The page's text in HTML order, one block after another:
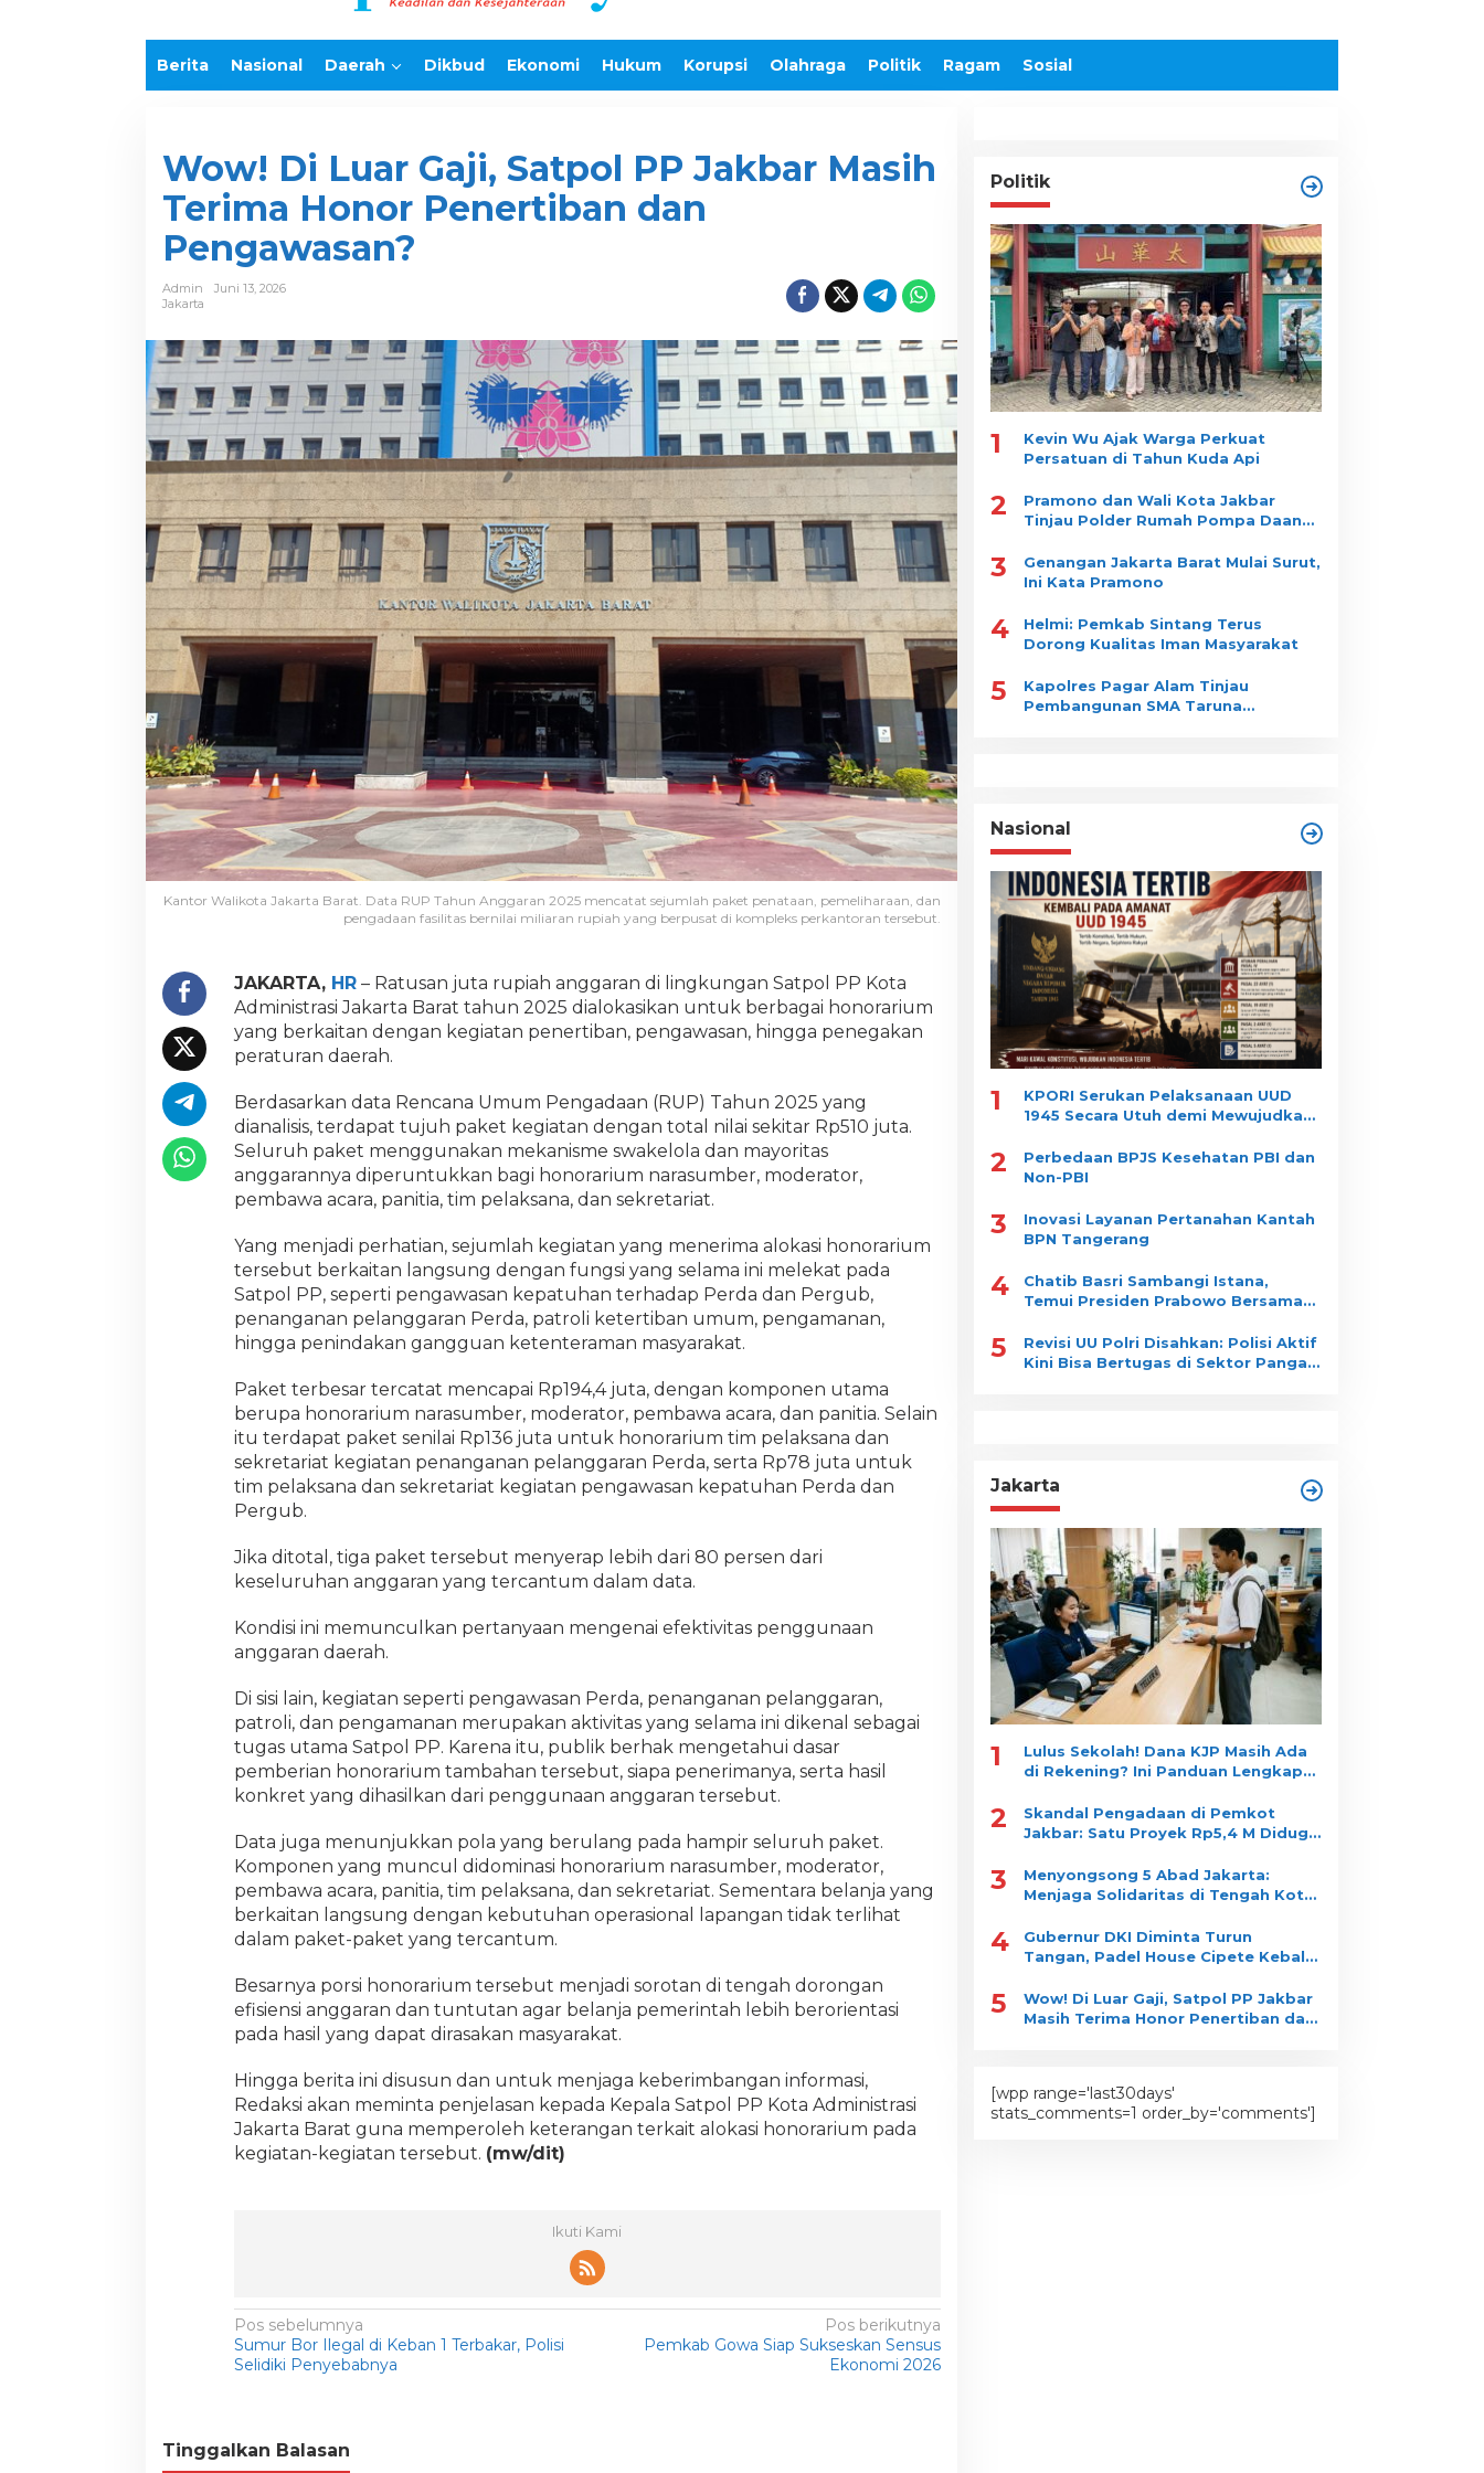
Berita Nasional Daerah Dikbud Ekonomi Hukum Korupsi Olahraga Politik Ragam Sosial
Wow! Di Luar Gaji, Satpol PP Jakbar Masih
Terima Honor Penertiban dan
Pengawasan?
Admin
Juni 13, 2026
Jakarta
Kantor Walikota Jakarta Barat. Data RUP Tahun Anggaran 2025 mencatat sejumlah paket penataan, pemeliharaan, dan
pengadaan fasilitas bernilai miliaran rupiah yang berpusat di kompleks perkantoran tersebut.
JAKARTA, HR– Ratusan juta rupiah anggaran di lingkungan Satpol PP Kota
Administrasi Jakarta Barat tahun 2025 dialokasikan untuk berbagai honorarium
yang berkaitan dengan kegiatan penertiban, pengawasan, hingga penegakan
peraturan daerah.
Berdasarkan data Rencana Umum Pengadaan (RUP) Tahun 2025 yang
dianalisis, terdapat tujuh paket kegiatan dengan total nilai sekitar Rp510 juta.
Seluruh paket menggunakan mekanisme swakelola dan mayoritas
anggarannya diperuntukkan bagi honorarium narasumber, moderator,
pembawa acara, panitia, tim pelaksana, dan sekretariat.
Yang menjadi perhatian, sejumlah kegiatan yang menerima alokasi honorarium
tersebut berkaitan langsung dengan fungsi yang selama ini melekat pada
Satpol PP, seperti pengawasan kepatuhan terhadap Perda dan Pergub,
penanganan pelanggaran Perda, patroli ketertiban umum, pengamanan,
hingga penindakan gangguan ketenteraman masyarakat.
Paket terbesar tercatat mencapai Rp194,4 juta, dengan komponen utama
berupa honorarium narasumber, moderator, pembawa acara, dan panitia. Selain
itu terdapat paket senilai Rp136 juta untuk honorarium tim pelaksana dan
sekretariat kegiatan penanganan pelanggaran Perda, serta Rp78 juta untuk
tim pelaksana dan sekretariat kegiatan pengawasan kepatuhan Perda dan
Pergub.
Jika ditotal, tiga paket tersebut menyerap lebih dari 80 persen dari
keseluruhan anggaran yang tercantum dalam data.
Kondisi ini memunculkan pertanyaan mengenai efektivitas penggunaan
anggaran daerah.
Di sisi lain, kegiatan seperti pengawasan Perda, penanganan pelanggaran,
patroli, dan pengamanan merupakan aktivitas yang selama ini dikenal sebagai
tugas utama Satpol PP. Karena itu, publik berhak mengetahui dasar
pemberian honorarium tambahan tersebut, siapa penerimanya, serta hasil
konkret yang dihasilkan dari penggunaan anggaran tersebut.
Data juga menunjukkan pola yang berulang pada hampir seluruh paket.
Komponen yang muncul didominasi honorarium narasumber, moderator,
pembawa acara, panitia, tim pelaksana, dan sekretariat. Sementara belanja yang
berkaitan langsung dengan kebutuhan operasional lapangan tidak terlihat
dalam paket-paket yang tercantum.
Besarnya porsi honorarium tersebut menjadi sorotan di tengah dorongan
efisiensi anggaran dan tuntutan agar belanja pemerintah lebih berorientasi
pada hasil yang dapat dirasakan masyarakat.
Hingga berita ini disusun dan untuk menjaga keberimbangan informasi,
Redaksi akan meminta penjelasan kepada Kepala Satpol PP Kota Administrasi
Jakarta Barat guna memperoleh keterangan terkait alokasi honorarium pada
kegiatan-kegiatan tersebut. (mw/dit)
Ikuti Kami
N
a
g
Pos sebelumnya
Sumur Bor Ilegal di Keban 1 Terbakar, Polisi
Selidiki Penyebabnya
Pos berikutnya
Pemkab Gowa Siap Sukseskan Sensus
Ekonomi 2026
Tinggalkan Balasan
Politik
1
Kevin Wu Ajak Warga Perkuat
Persatuan di Tahun Kuda Api
2
Pramono dan Wali Kota Jakbar
Tinjau Polder Rumah Pompa Daan
3
Genangan Jakarta Barat Mulai Surut,
Ini Kata Pramono
4
Helmi: Pemkab Sintang Terus
Dorong Kualitas Iman Masyarakat
5
Kapolres Pagar Alam Tinjau
Pembangunan SMA Taruna
Nasional
1
KPORI Serukan Pelaksanaan UUD
1945 Secara Utuh demi Mewujudkan
2
Perbedaan BPJS Kesehatan PBI dan
Non-PBI
3
Inovasi Layanan Pertanahan Kantah
BPN Tangerang
4
Chatib Basri Sambangi Istana,
Temui Presiden Prabowo Bersama
5
Revisi UU Polri Disahkan: Polisi Aktif
Kini Bisa Bertugas di Sektor Pangan
Jakarta
1
Lulus Sekolah! Dana KJP Masih Ada
di Rekening? Ini Panduan Lengkap
2
Skandal Pengadaan di Pemkot
Jakbar: Satu Proyek Rp5,4 M Diduga
Satu Vendor
3
Menyongsong 5 Abad Jakarta:
Menjaga Solidaritas di Tengah Kota
4
Gubernur DKI Diminta Turun
Tangan, Padel House Cipete Kebal
5
Wow! Di Luar Gaji, Satpol PP Jakbar
Masih Terima Honor Penertiban dan
[wpp range='last30days'
stats_comments=1 order_by='comments']